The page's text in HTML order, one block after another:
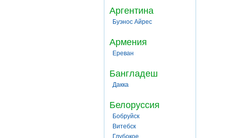
Аргентина
Буэнос Айрес
Армения
Ереван
Бангладеш
Дакка
Белоруссия
Бобруйск
Витебск
Глубокое